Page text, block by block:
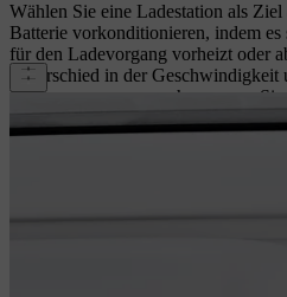
Wählen Sie eine Ladestation als
Batterie vorkonditionieren, indem es
für den Ladevorgang vorheizt oder
Unterschied in der
Ladevorgangs ausmachen, wenn Sie